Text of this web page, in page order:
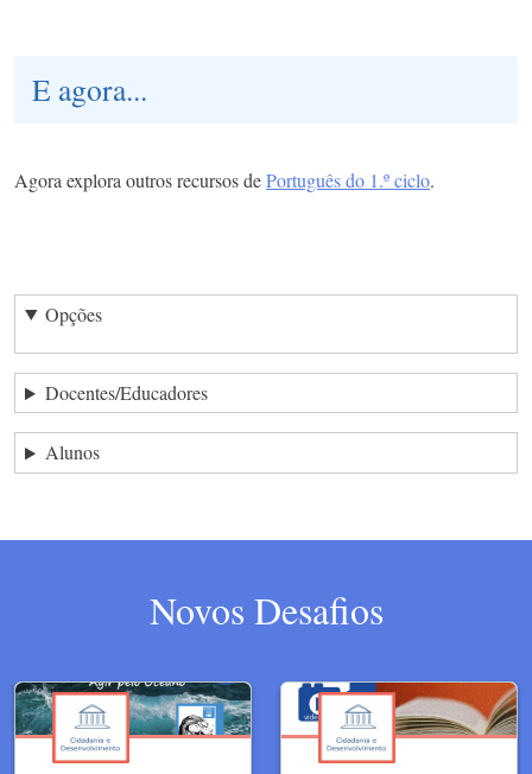
E agora...
Agora explora outros recursos dePortuguês do 1.º ciclo.
Opções
Docentes/Educadores
Alunos
Novos Desafios